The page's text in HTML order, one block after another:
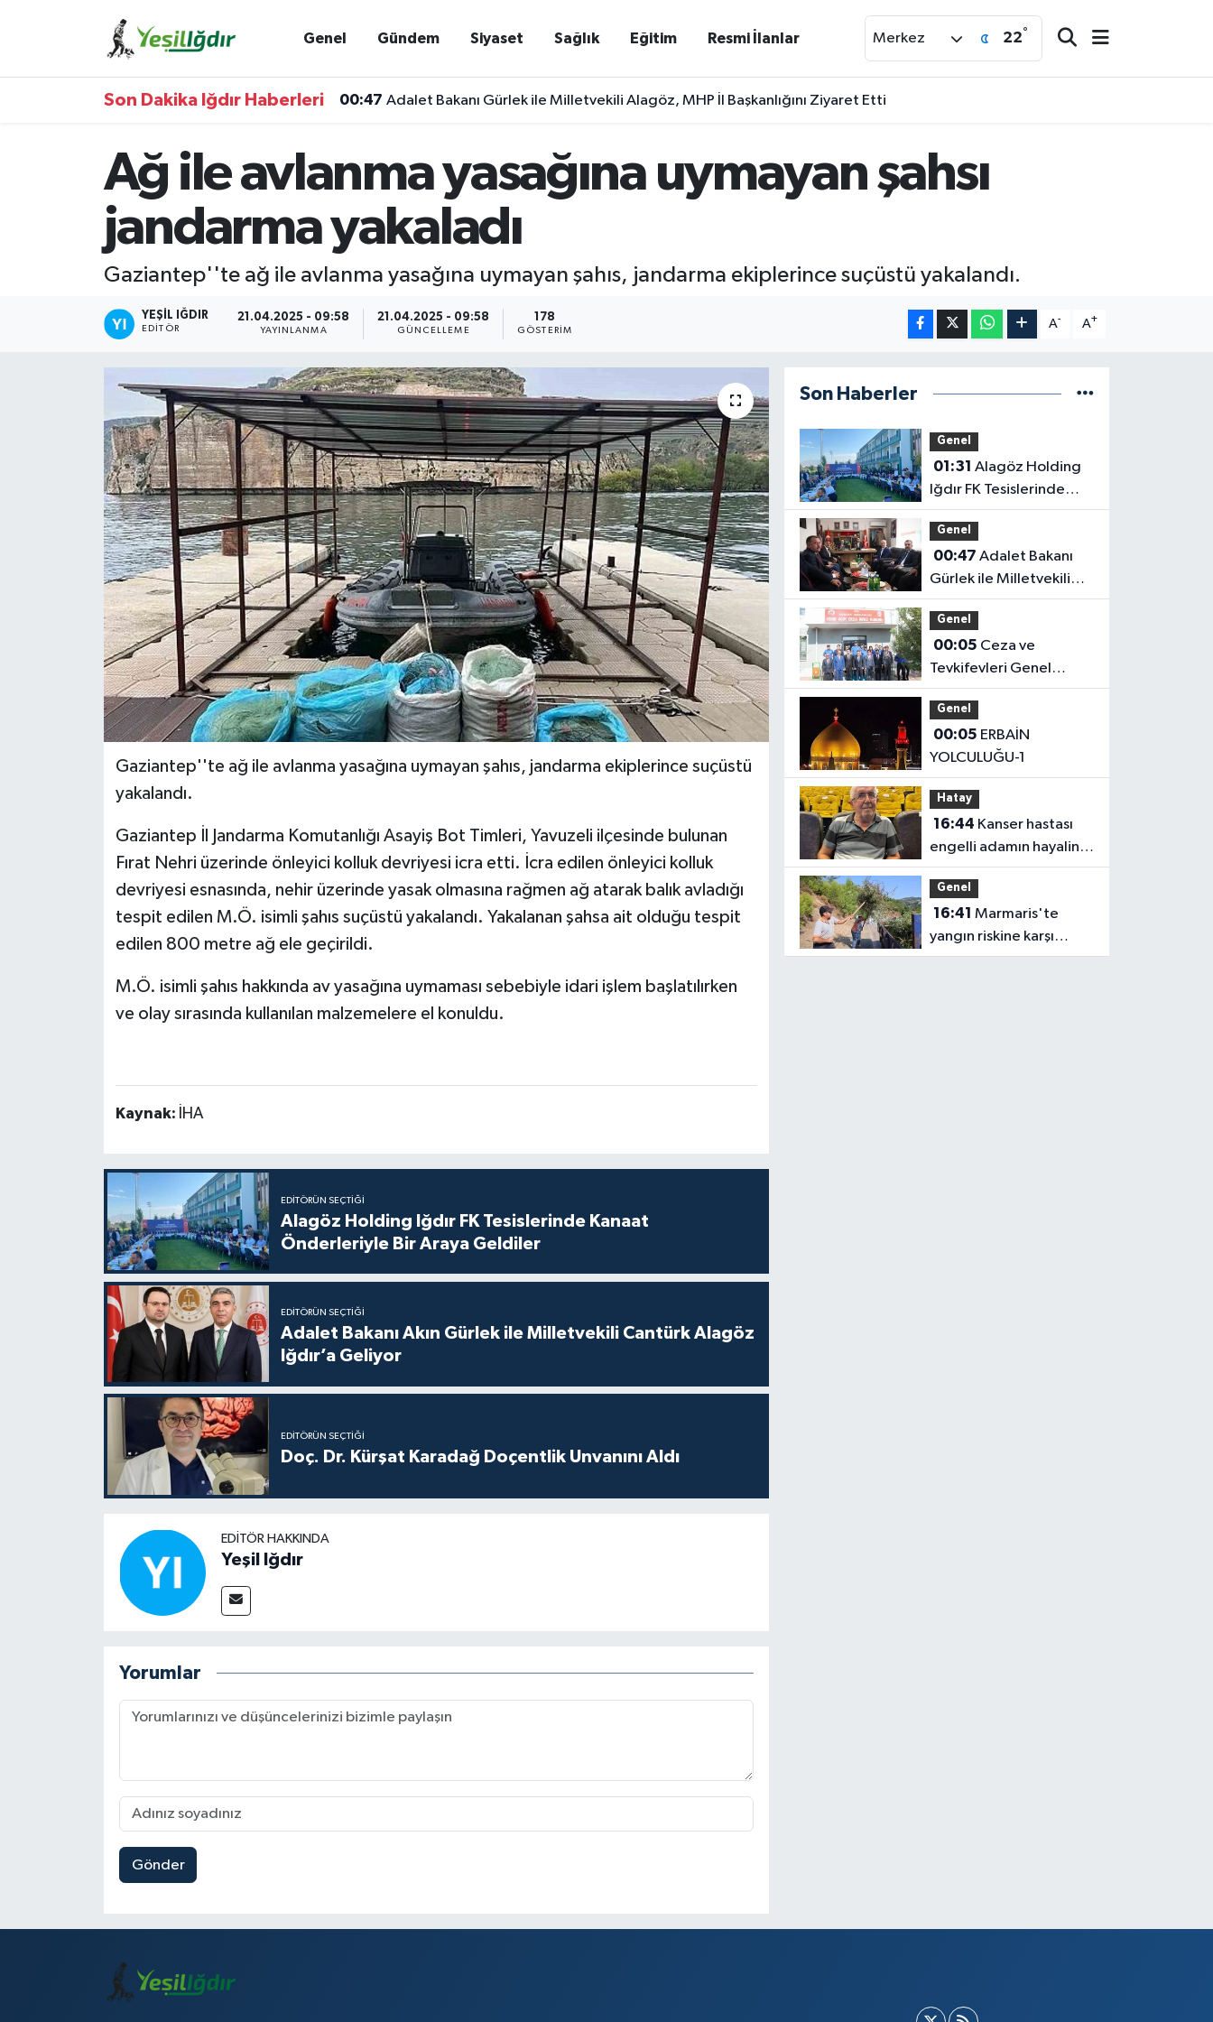
Genel Gündem Siyaset Sağlık Eğitim Resmi İlanlar Merkez 22°
Son Dakika Iğdır Haberleri 00:47 Adalet Bakanı Gürlek ile Milletvekili Alagöz, MHP İl Başkanlığını Ziyaret Etti
Ağ ile avlanma yasağına uymayan şahsı
jandarma yakaladı
Gaziantep''te ağ ile avlanma yasağına uymayan şahıs, jandarma ekiplerince suçüstü yakalandı.
YEŞIL IĞDIR
EDITÖR
21.04.2025 - 09:58
YAYINLANMA
21.04.2025 - 09:58
GÜNCELLEME
178
GÖSTERIM
A- A+
Gaziantep''te ağ ile avlanma yasağına uymayan şahıs, jandarma ekiplerince suçüstü
yakalandı.
Gaziantep İl Jandarma Komutanlığı Asayiş Bot Timleri, Yavuzeli ilçesinde bulunan
Fırat Nehri üzerinde önleyici kolluk devriyesi icra etti. İcra edilen önleyici kolluk
devriyesi esnasında, nehir üzerinde yasak olmasına rağmen ağ atarak balık avladığı
tespit edilen M.Ö. isimli şahıs suçüstü yakalandı. Yakalanan şahsa ait olduğu tespit
edilen 800 metre ağ ele geçirildi.
M.Ö. isimli şahıs hakkında av yasağına uymaması sebebiyle idari işlem başlatılırken
ve olay sırasında kullanılan malzemelere el konuldu.
Kaynak: İHA
EDITÖRÜN SEÇTIĞI
Alagöz Holding Iğdır FK Tesislerinde Kanaat
Önderleriyle Bir Araya Geldiler
EDITÖRÜN SEÇTIĞI
Adalet Bakanı Akın Gürlek ile Milletvekili Cantürk Alagöz
Iğdır’a Geliyor
EDITÖRÜN SEÇTIĞI
Doç. Dr. Kürşat Karadağ Doçentlik Unvanını Aldı
EDITÖR HAKKINDA
Yeşil Iğdır
Yorumlar
Gönder
Son Haberler
Genel
01:31
Iğdır FK Tesislerinde
Kanaat Önderleriyle Bir
Araya Geldiler
Genel
00:47
Gürlek ile Milletvekili
Alagöz, MHP İl
Başkanlığını Ziyaret Etti
Genel
00:05
Tevkifevleri Genel
Müdürü Çelebi
Yılmaz’dan Iğdır’daki
Kurumlara Ziyaret ve
Üretim İncelemesi
Genel
00:05
YOLCULUĞU-1
Hatay
16:44
engelli adamın hayalini
bile kuramadığı evine
kavuşunca döktüğü
gözyaşı duygulandırdı
Genel
16:41
yangın riskine karşı
kapsamlı temizlik
İğdir Namaz Vakitleri
Iğdır Trafik Yoğunluk Haritası
Süper Lig Puan Durumu ve Fikstür
Son Dakika Haberleri
Haber Arşivi